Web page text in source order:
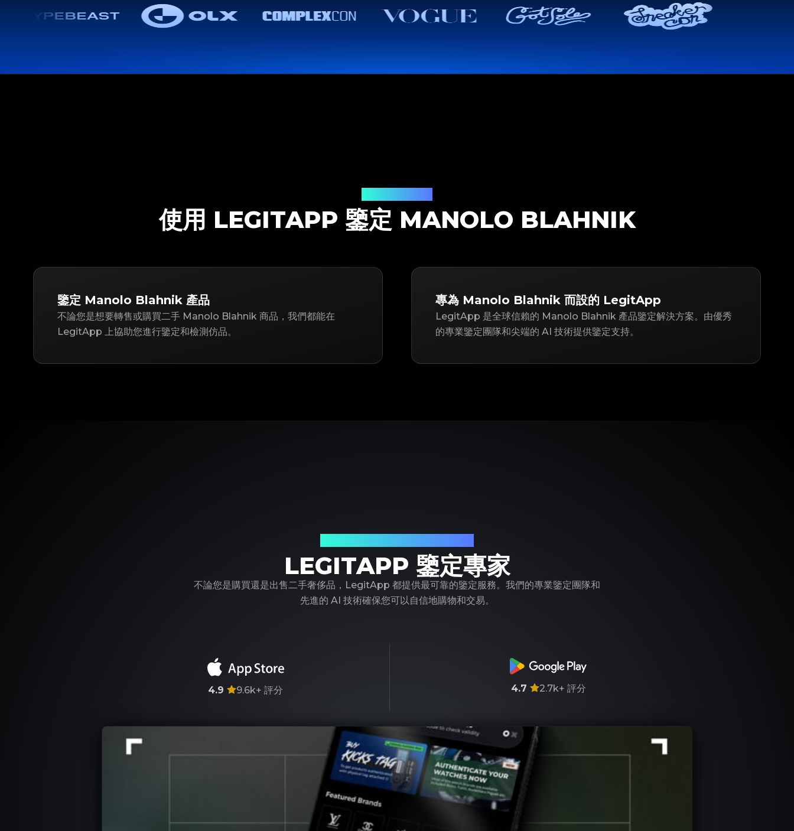
使用 LEGITAPP 鑒定 MANOLO BLAHNIK
鑒定 Manolo Blahnik 產品
不論您是想要轉售或購買二手 Manolo Blahnik 商品，我們都能在
LegitApp 上協助您進行鑒定和檢測仿品。
專為 Manolo Blahnik 而設的 LegitApp
LegitApp 是全球信賴的 Manolo Blahnik 產品鑒定解決方案。由優秀
的專業鑒定團隊和尖端的 AI 技術提供鑒定支持。
LEGITAPP 鑒定專家
不論您是購買還是出售二手奢侈品，LegitApp 都提供最可靠的鑒定服務。我們的專業鑒定團隊和
先進的 AI 技術確保您可以自信地購物和交易。
4.9 9.6k+ 評分 4.7 2.7k+ 評分